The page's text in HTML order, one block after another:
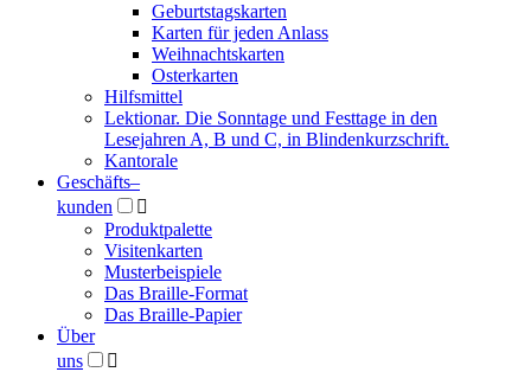
Geburtstagskarten
Karten für jeden Anlass
Weihnachtskarten
Osterkarten
Hilfsmittel
Lektionar. Die Sonntage und Festtage in den
Lesejahren A, B und C, in Blindenkurzschrift.
Kantorale
Geschäfts­–
kunden

Produktpalette
Visitenkarten
Musterbeispiele
Das Braille-Format
Das Braille-Papier
Über
uns
